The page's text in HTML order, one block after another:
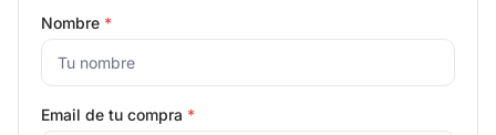
Nombre *
Email de tu compra *